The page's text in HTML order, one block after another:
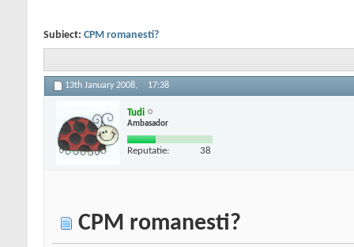
Subiect: CPM romanesti?
13th January 2008, 17:38
Tudi
Ambasador
Reputatie: 38
CPM romanesti?